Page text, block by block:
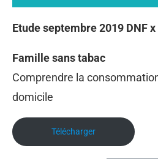
Etude septembre 2019 DNF
Famille sans tabac
Comprendre la
domicile
Télécharger